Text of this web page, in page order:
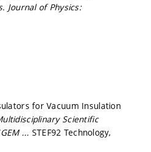
Journal of Physics:
for Vacuum Insulation
Scientific
... STEF92 Technology,